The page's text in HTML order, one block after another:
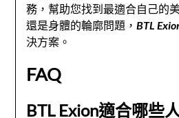
務，幫助您找到最適合自己的
還是身體的輪廓問題，BTL
決方案。
FAQ
BTL Exion適合哪些